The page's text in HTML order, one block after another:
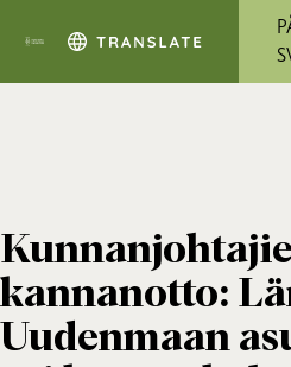
kannanotto:
Uudenmaan